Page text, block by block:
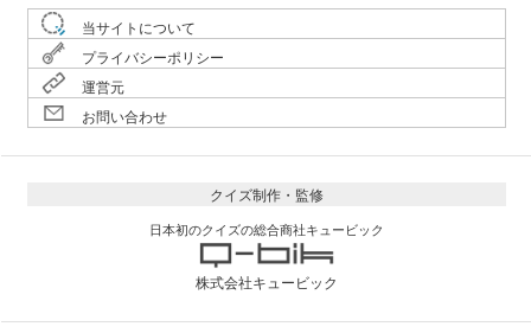
当サイトについて
プライバシーポリシー
運営元
お問い合わせ
クイズ制作・監修
日本初のクイズの総合商社キュービック
株式会社キュービック